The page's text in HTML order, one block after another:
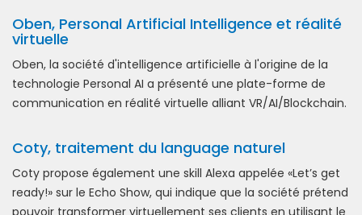
Oben, Personal Artificial Intelligence et réalité
virtuelle
Oben, la société d'intelligence artificielle à l'origine de la
technologie Personal AI a présenté une plate-forme de
communication en réalité virtuelle alliant VR/AI/Blockchain.
Coty, traitement du language naturel
Coty propose également une skill Alexa appelée «Let’s get
ready!» sur le Echo Show, qui indique que la société prétend
pouvoir transformer virtuellement ses clients en utilisant le